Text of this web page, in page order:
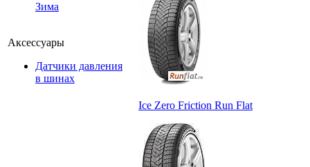
Зима
Аксессуары
Датчики давления
в шинах
Ice Zero Friction Run Flat